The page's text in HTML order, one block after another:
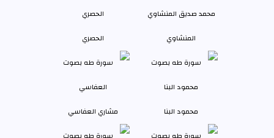
المنشاوي الحصري
محمود البنا مشاري العفاسي